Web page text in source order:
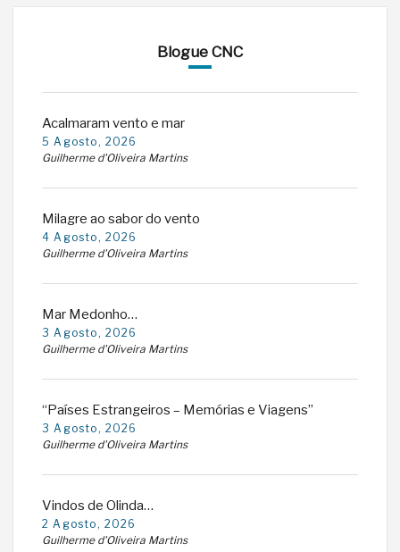
Blogue CNC
Acalmaram vento e mar
5 Agosto, 2026
Guilherme d'Oliveira Martins
Milagre ao sabor do vento
4 Agosto, 2026
Guilherme d'Oliveira Martins
Mar Medonho…
3 Agosto, 2026
Guilherme d'Oliveira Martins
“Países Estrangeiros – Memórias e Viagens”
3 Agosto, 2026
Guilherme d'Oliveira Martins
Vindos de Olinda…
2 Agosto, 2026
Guilherme d'Oliveira Martins